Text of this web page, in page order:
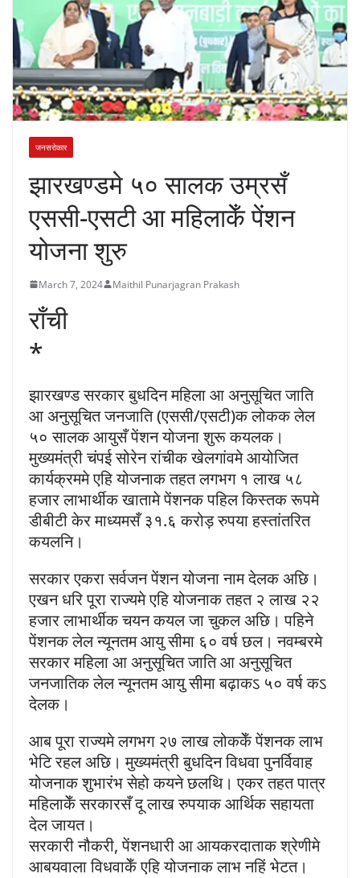
जनसरोकार
झारखण्डमे ५० सालक उम्रसँ
एससी-एसटी आ महिलाकेँ पेंशन
योजना शुरु
March 7, 2024 Maithil Punarjagran Prakash
राँची
*
झारखण्ड सरकार बुधदिन महिला आ अनुसूचित जाति
आ अनुसूचित जनजाति (एससी/एसटी)क लोकक लेल
५० सालक आयुसँ पेंशन योजना शुरू कयलक।
मुख्यमंत्री चंपई सोरेन रांचीक खेलगांवमे आयोजित
कार्यक्रममे एहि योजनाक तहत लगभग १ लाख ५८
हजार लाभार्थीक खातामे पेंशनक पहिल किस्तक रूपमे
डीबीटी केर माध्यमसँ ३१.६ करोड़ रुपया हस्तांतरित
कयलनि।
सरकार एकरा सर्वजन पेंशन योजना नाम देलक अछि।
एखन धरि पूरा राज्यमे एहि योजनाक तहत २ लाख २२
हजार लाभार्थीक चयन कयल जा चुकल अछि। पहिने
पेंशनक लेल न्यूनतम आयु सीमा ६० वर्ष छल। नवम्बरमे
सरकार महिला आ अनुसूचित जाति आ अनुसूचित
जनजातिक लेल न्यूनतम आयु सीमा बढ़ाकऽ ५० वर्ष कऽ
देलक।
आब पूरा राज्यमे लगभग २७ लाख लोककेँ पेंशनक लाभ
भेटि रहल अछि। मुख्यमंत्री बुधदिन विधवा पुनर्विवाह
योजनाक शुभारंभ सेहो कयने छलथि। एकर तहत पात्र
महिलाकेँ सरकारसँ दू लाख रुपयाक आर्थिक सहायता
देल जायत।
सरकारी नौकरी, पेंशनधारी आ आयकरदाताक श्रेणीमे
आबयवाला विधवाकेँ एहि योजनाक लाभ नहिं भेटत।